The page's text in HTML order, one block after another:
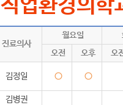
직업환경의학
진료의사
월요일
오전
오후 오
김정일 ○ ○
김병권